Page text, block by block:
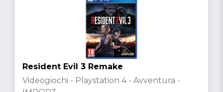
Resident Evil 3 Remake
Videogiochi - Playstation 4 - Avventura -